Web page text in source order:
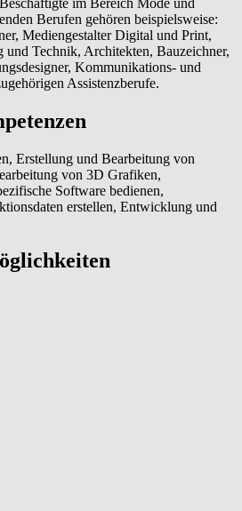
im Bereich Mode und
Berufen gehören beispielsweise:
Mediengestalter Digital und Print,
und Technik, Architekten, Bauzeichner,
Kommunikations- und
Assistenzberufe.
Erstellung und Bearbeitung von
von 3D Grafiken,
Software bedienen,
erstellen, Entwicklung und